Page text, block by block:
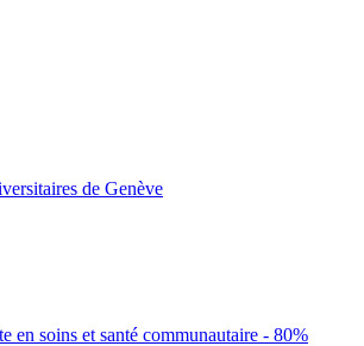
de Genève
en soins et santé communautaire - 80%